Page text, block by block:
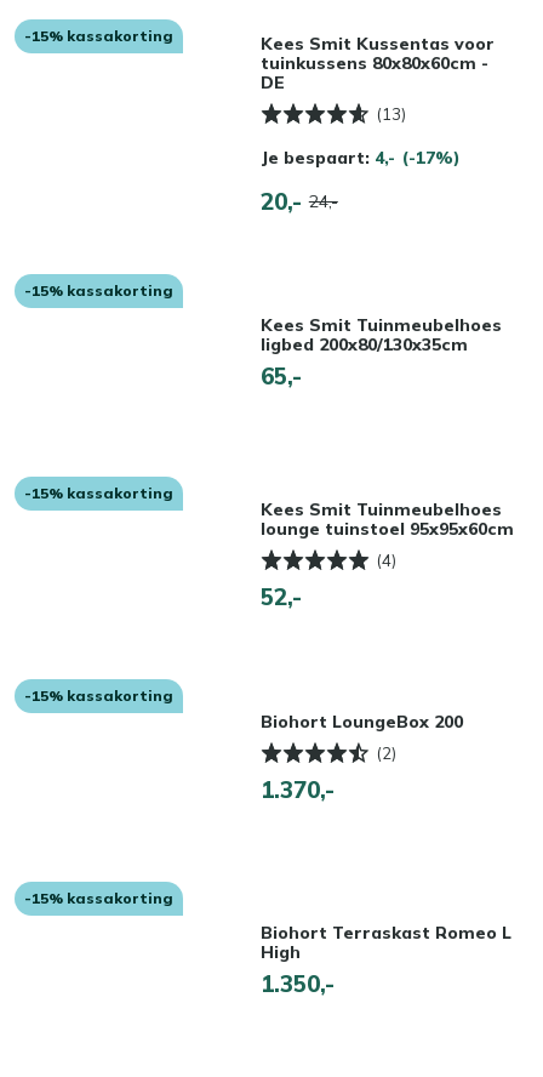
-15% kassakorting
Kees Smit Kussentas voor
tuinkussens 80x80x60cm -
DE
(13)
Je bespaart: 4,- (-17%)
20,- 24,-
-15% kassakorting
Kees Smit Tuinmeubelhoes
ligbed 200x80/130x35cm
65,-
-15% kassakorting
Kees Smit Tuinmeubelhoes
lounge tuinstoel 95x95x60cm
(4)
52,-
-15% kassakorting
Biohort LoungeBox 200
(2)
1.370,-
-15% kassakorting
Biohort Terraskast Romeo L
High
1.350,-